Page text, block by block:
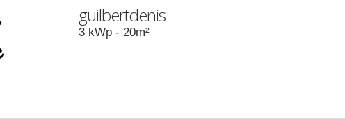
guilbertdenis
3 kWp - 20m²